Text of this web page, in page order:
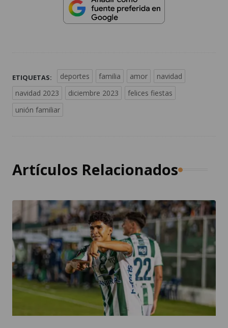
ETIQUETAS: deportes familia amor
navidad
navidad 2023
diciembre 2023
felices fiestas
unión familiar
Artículos Relacionados